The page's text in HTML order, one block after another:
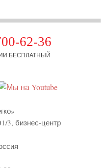
62-36
БЕСПЛАТНЫЙ
3, бизнес-центр